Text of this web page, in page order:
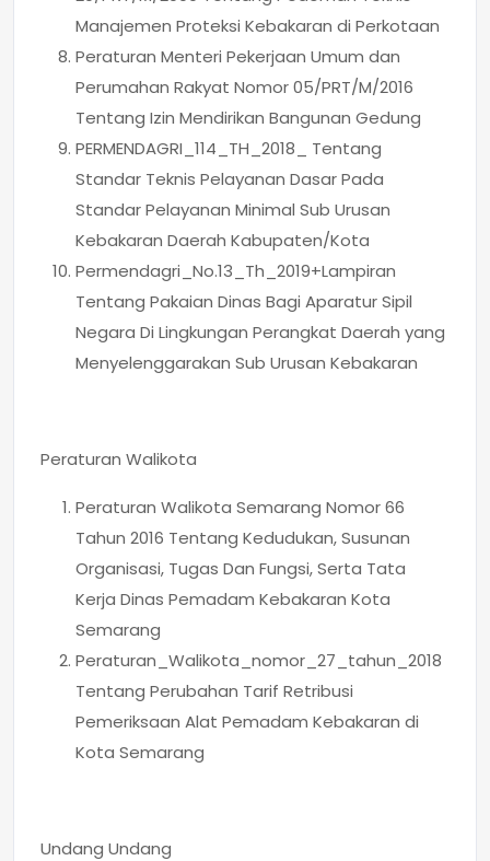
Manajemen Proteksi Kebakaran di Perkotaan
Peraturan Menteri Pekerjaan Umum dan
Perumahan Rakyat Nomor 05/PRT/M/2016
Tentang Izin Mendirikan Bangunan Gedung
PERMENDAGRI_114_TH_2018_ Tentang
Standar Teknis Pelayanan Dasar Pada
Standar Pelayanan Minimal Sub Urusan
Kebakaran Daerah Kabupaten/Kota
Permendagri_No.13_Th_2019+Lampiran
Tentang Pakaian Dinas Bagi Aparatur Sipil
Negara Di Lingkungan Perangkat Daerah yang
Menyelenggarakan Sub Urusan Kebakaran
Peraturan Walikota
Peraturan Walikota Semarang Nomor 66
Tahun 2016 Tentang Kedudukan, Susunan
Organisasi, Tugas Dan Fungsi, Serta Tata
Kerja Dinas Pemadam Kebakaran Kota
Semarang
Peraturan_Walikota_nomor_27_tahun_2018
Tentang Perubahan Tarif Retribusi
Pemeriksaan Alat Pemadam Kebakaran di
Kota Semarang
Undang Undang